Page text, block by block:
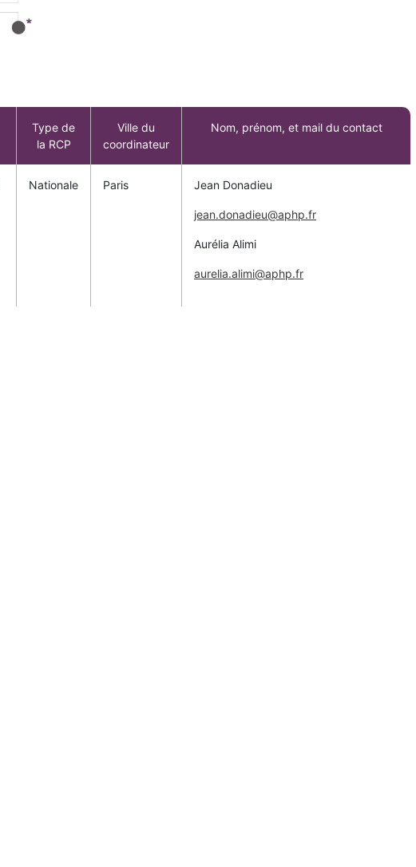
Type de
la RCP
Ville du
coordinateur
Nom, prénom, et mail du contact
Nationale Paris Jean Donadieu
jean.donadieu@aphp.fr
Aurélia Alimi
aurelia.alimi@aphp.fr